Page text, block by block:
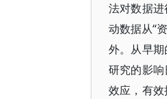
法对数据
动数据从“
外。从早
研究的影
效应，有